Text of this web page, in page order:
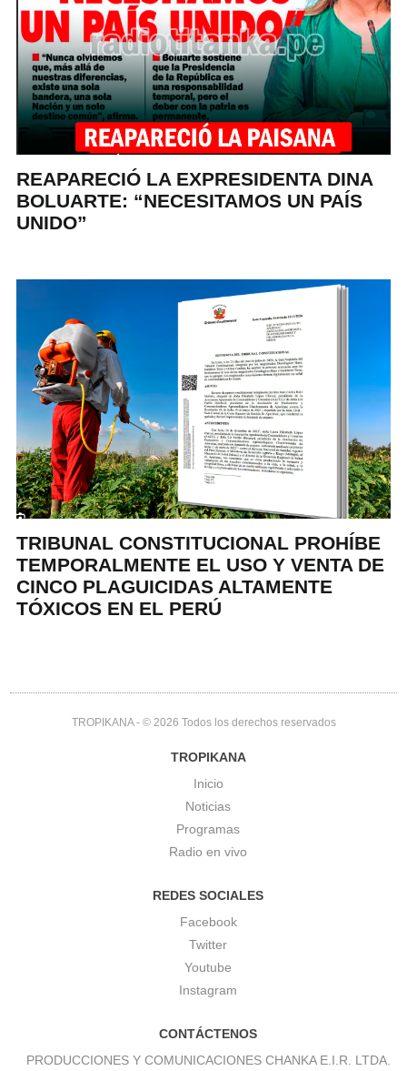
REAPARECIÓ LA EXPRESIDENTA DINA
BOLUARTE: “NECESITAMOS UN PAÍS
UNIDO”
TRIBUNAL CONSTITUCIONAL PROHÍBE
TEMPORALMENTE EL USO Y VENTA DE
CINCO PLAGUICIDAS ALTAMENTE
TÓXICOS EN EL PERÚ
TROPIKANA- © 2026 Todos los derechos reservados
TROPIKANA
Inicio
Noticias
Programas
Radio en vivo
REDES SOCIALES
Facebook
Twitter
Youtube
Instagram
CONTÁCTENOS
PRODUCCIONES Y COMUNICACIONES CHANKA E.I.R. LTDA.